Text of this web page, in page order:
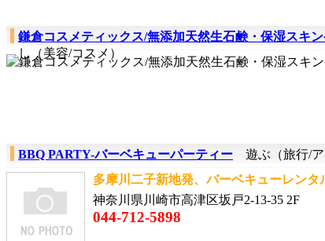
鎌倉コスメティックス/無添加天然生石鹸・保湿スキ
し（美容/コスメ）
BBQ PARTY-バーベキューパーティー 遊ぶ（旅行/ア
多摩川二子新地発、バーベキューレン
神奈川県川崎市高津区坂戸2-13-35 2F
044-712-5898